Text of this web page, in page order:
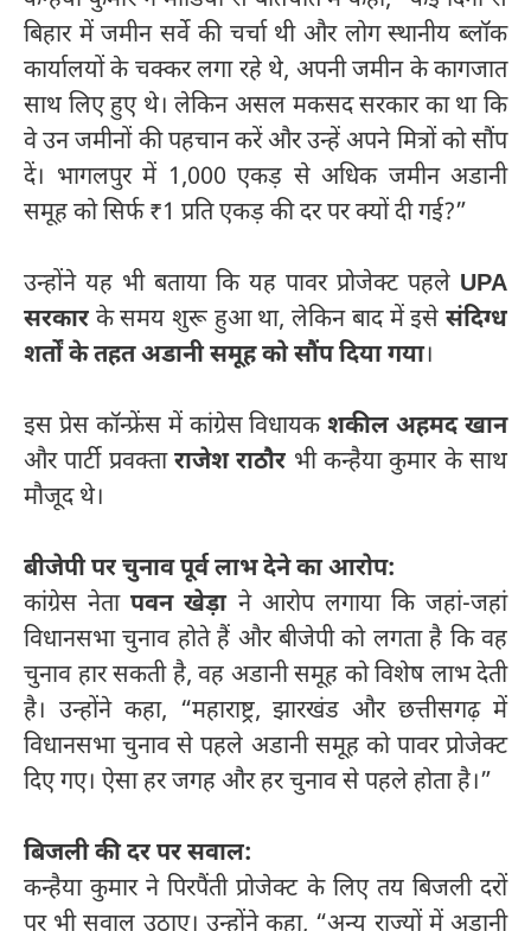
बिहार में जमीन सर्वे की चर्चा थी और लोग स्थानीय ब्लॉक
कार्यालयों के चक्कर लगा रहे थे, अपनी जमीन के कागजात
साथ लिए हुए थे। लेकिन असल मकसद सरकार का था कि
वे उन जमीनों की पहचान करें और उन्हें अपने मित्रों को सौंप
दें। भागलपुर में 1,000 एकड़ से अधिक जमीन अडानी
समूह को सिर्फ ₹1 प्रति एकड़ की दर पर क्यों दी गई?”
उन्होंने यह भी बताया कि यह पावर प्रोजेक्ट पहले UPA
सरकार के समय शुरू हुआ था, लेकिन बाद में इसे संदिग्ध
शर्तों के तहत अडानी समूह को सौंप दिया गया।
इस प्रेस कॉन्फ्रेंस में कांग्रेस विधायकशकील अहमद खान
और पार्टी प्रवक्ताराजेश राठौर भी कन्हैया कुमार के साथ
मौजूद थे।
बीजेपी पर चुनाव पूर्व लाभ देने का आरोप:
कांग्रेस नेतापवन खेड़ाने आरोप लगाया कि जहां-जहां
विधानसभा चुनाव होते हैं और बीजेपी को लगता है कि वह
चुनाव हार सकती है, वह अडानी समूह को विशेष लाभ देती
है। उन्होंने कहा, “महाराष्ट्र, झारखंड और छत्तीसगढ़ में
विधानसभा चुनाव से पहले अडानी समूह को पावर प्रोजेक्ट
दिए गए। ऐसा हर जगह और हर चुनाव से पहले होता है।”
बिजली की दर पर सवाल:
कन्हैया कुमार ने पिरपैंती प्रोजेक्ट के लिए तय बिजली दरों